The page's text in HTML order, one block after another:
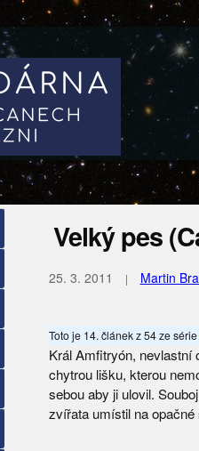
Velký pes
25. 3. 2011 Martin
Toto je 14. článek z 54 ze série
Král Amfitryón, nevlastní
chytrou lišku, kterou
sebou aby ji ulovil.
zvířata umístil na opačné